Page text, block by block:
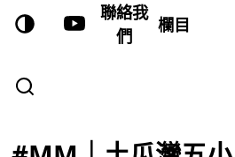
聯絡我
們
欄目